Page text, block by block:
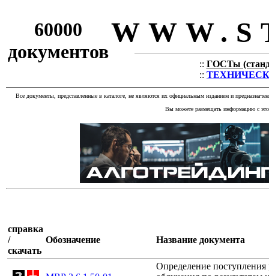
60000
документов
:: ГОСТы
::
Все документы, представленные в каталоге, не являются их официальным изданием и
Вы можете размещать информацию с
справка
/
скачать
Обозначение Название документа
Определение